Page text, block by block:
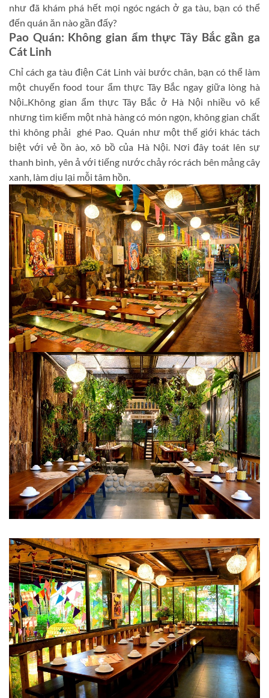
như đã khám phá hết mọi ngóc ngách ở ga tàu, bạn có thể
đến quán ăn nào gần đấy?
Pao Quán: Không gian ẩm thực Tây Bắc gần ga
Cát Linh
Chỉ cách ga tàu điện Cát Linh vài bước chân, bạn có thể làm
một chuyến food tour ẩm thực Tây Bắc ngay giữa lòng hà
Nội..Không gian ẩm thực Tây Bắc ở Hà Nội nhiều vô kể
nhưng tìm kiếm một nhà hàng có món ngọn, không gian chất
thì không phải ghé Pao. Quán như một thế giới khác tách
biệt với vẻ ồn ào, xô bồ của Hà Nội. Nơi đây toát lên sự
thanh bình, yên ả với tiếng nước chảy róc rách bên mảng cây
xanh, làm dịu lại mỗi tâm hồn.